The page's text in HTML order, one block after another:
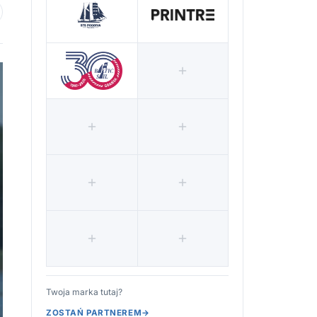
ulubionych
Twoja marka tutaj?
ZOSTAŃ PARTNEREM→